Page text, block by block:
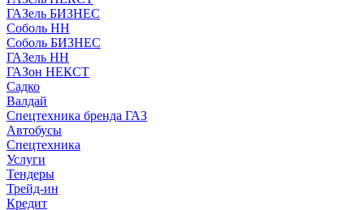
ГАЗель БИЗНЕС
Соболь НН
Соболь БИЗНЕС
ГАЗель НН
ГАЗон НЕКСТ
Садко
Валдай
Спецтехника бренда ГАЗ
Автобусы
Спецтехника
Услуги
Тендеры
Трейд-ин
Кредит